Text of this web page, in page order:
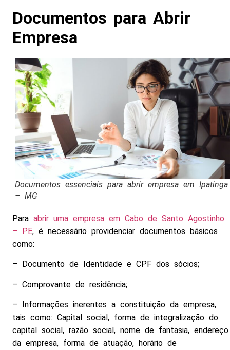
Documentos para Abrir
Empresa
Documentos essenciais para abrir empresa em Ipatinga
– MG
Para abrir uma empresa em Cabo de Santo Agostinho
– PE, é necessário providenciar documentos básicos
como:
– Documento de Identidade e CPF dos sócios;
– Comprovante de residência;
– Informações inerentes a constituição da empresa,
tais como: Capital social, forma de integralização do
capital social, razão social, nome de fantasia, endereço
da empresa, forma de atuação, horário de